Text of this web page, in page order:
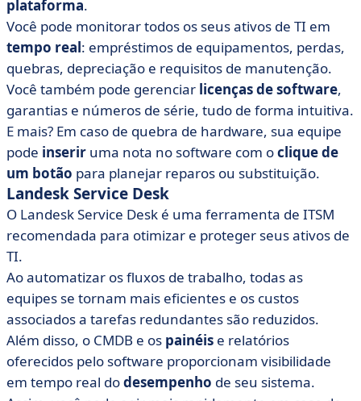
plataforma.
Você pode monitorar todos os seus ativos de TI em
tempo real: empréstimos de equipamentos, perdas,
quebras, depreciação e requisitos de manutenção.
Você também pode gerenciar licenças de software,
garantias e números de série, tudo de forma intuitiva.
E mais? Em caso de quebra de hardware, sua equipe
pode inserir uma nota no software com oclique de
um botão para planejar reparos ou substituição.
Landesk Service Desk
O Landesk Service Desk é uma ferramenta de ITSM
recomendada para otimizar e proteger seus ativos de
TI.
Ao automatizar os fluxos de trabalho, todas as
equipes se tornam mais eficientes e os custos
associados a tarefas redundantes são reduzidos.
Além disso, o CMDB e os painéis e relatórios
oferecidos pelo software proporcionam visibilidade
em tempo real dodesempenho de seu sistema.